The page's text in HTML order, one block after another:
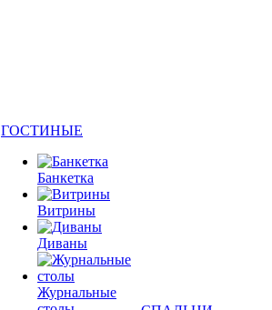
ГОСТИНЫЕ
Банкетка
Витрины
Диваны
Журнальные